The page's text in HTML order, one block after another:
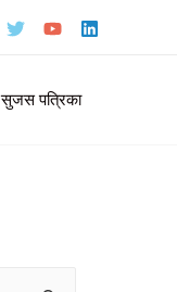
सुजस पत्रिका